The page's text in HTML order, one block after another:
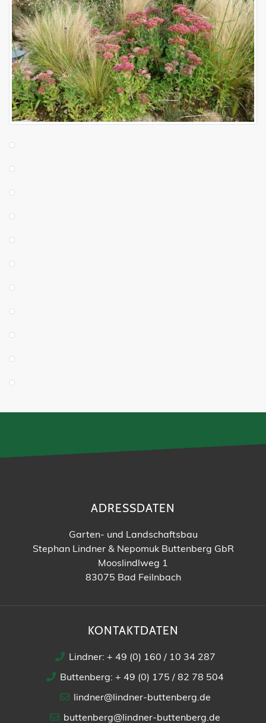
ADRESSDATEN
Garten- und Landschaftsbau
Stephan Lindner & Nepomuk Buttenberg GbR
Mooslindlweg 1
83075 Bad Feilnbach
KONTAKTDATEN
Lindner: + 49 (0) 160 / 10 34 287
Buttenberg: + 49 (0) 175 / 82 78 504
lindner@lindner-buttenberg.de
buttenberg@lindner-buttenberg.de